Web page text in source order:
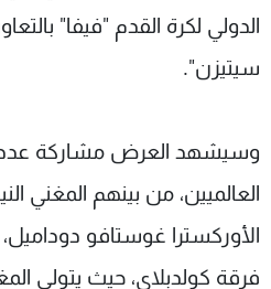
الدولي لكرة القدم "فيفا"
سيتيزن".
وسيشهد العرض مشاركة عدد
العالميين، من بينهم المغني
فرقة كولدبلاي، حيث يتولى